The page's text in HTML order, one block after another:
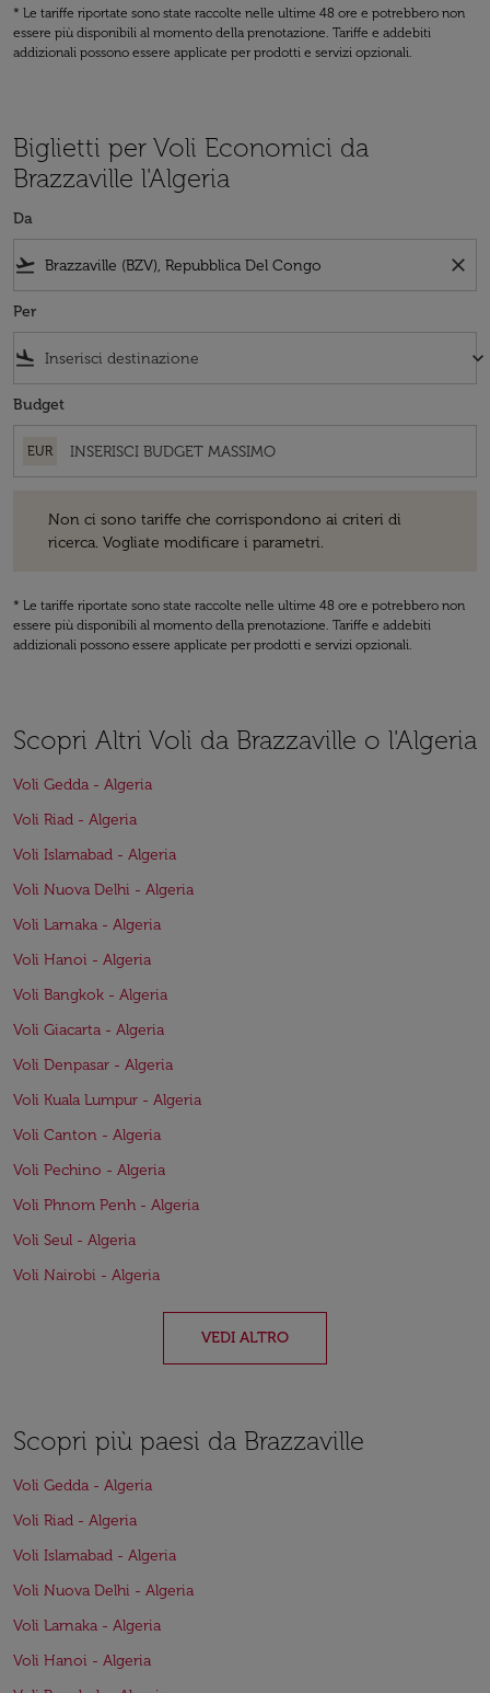
* Le tariffe riportate sono state raccolte nelle ultime 48 ore e potrebbero non
essere più disponibili al momento della prenotazione. Tariffe e addebiti
addizionali possono essere applicate per prodotti e servizi opzionali.
Biglietti per Voli Economici da
Brazzaville l'Algeria
Da
flight_takeoff close
Per
flight_land keyboard_arrow_down
Budget
EUR
Non ci sono tariffe che corrispondono ai criteri di
ricerca. Vogliate modificare i parametri.
* Le tariffe riportate sono state raccolte nelle ultime 48 ore e potrebbero non
essere più disponibili al momento della prenotazione. Tariffe e addebiti
addizionali possono essere applicate per prodotti e servizi opzionali.
Scopri Altri Voli da Brazzaville o l'Algeria
Voli Gedda - Algeria
Voli Riad - Algeria
Voli Islamabad - Algeria
Voli Nuova Delhi - Algeria
Voli Larnaka - Algeria
Voli Hanoi - Algeria
Voli Bangkok - Algeria
Voli Giacarta - Algeria
Voli Denpasar - Algeria
Voli Kuala Lumpur - Algeria
Voli Canton - Algeria
Voli Pechino - Algeria
Voli Phnom Penh - Algeria
Voli Seul - Algeria
Voli Nairobi - Algeria
VEDI ALTRO
Scopri più paesi da Brazzaville
Voli Gedda - Algeria
Voli Riad - Algeria
Voli Islamabad - Algeria
Voli Nuova Delhi - Algeria
Voli Larnaka - Algeria
Voli Hanoi - Algeria